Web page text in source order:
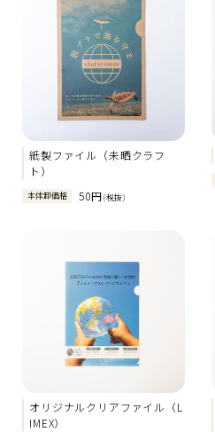
紙製ファイル（未晒クラフ
ト）
本体卸価格 50円(税抜)
オリジナルクリアファイル（L
IMEX）